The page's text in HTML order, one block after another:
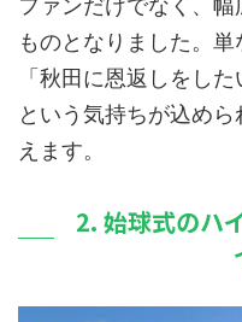
ファンだけでなく、
ものとなりました。単
「秋田に恩返しをし
という気持ちが込め
えます。
2. 始球式のハ